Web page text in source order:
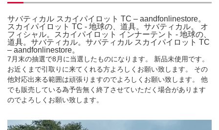
サバティカル スカイパイロット TC – aandfonlinestore。
スカイパイロット TC - 地球の、道具。サバティカル。 オ
フィシャル。スカイパイロット インナーテント - 地球の、
道具。サバティカル。サバティカル スカイパイロット TC
– aandfonlinestore。
7月末の抽選で8月に当選したものになります。 新品未使用です。
お近くまで引取りに来てくれる方よろしくお願い致します。 その
他対応出来る範囲は頑張りますのでよろしくお願い致します。 他
でも販売している為予告無く終了させていただく場合があります
のでよろしくお願い致します。